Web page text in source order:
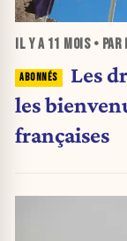
IL Y A 11 MOIS• PAR
Les
les
françaises